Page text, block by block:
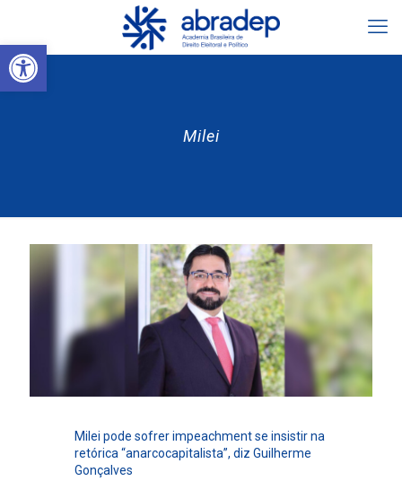
Abrir a barra de ferramentas
Milei
Milei pode sofrer impeachment se insistir na
retórica “anarcocapitalista”, diz Guilherme
Gonçalves